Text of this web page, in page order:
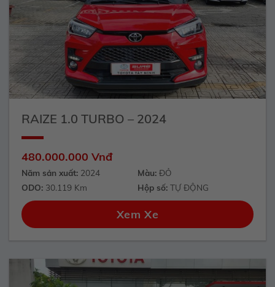
RAIZE 1.0 TURBO – 2024
480.000.000 Vnđ
Năm sản xuất:2024 Màu: ĐỎ
ODO:30.119 Km Hộp số: TỰ ĐỘNG
Xem Xe